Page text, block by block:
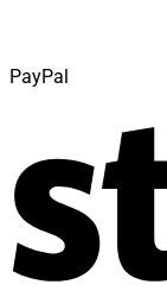
PayPal